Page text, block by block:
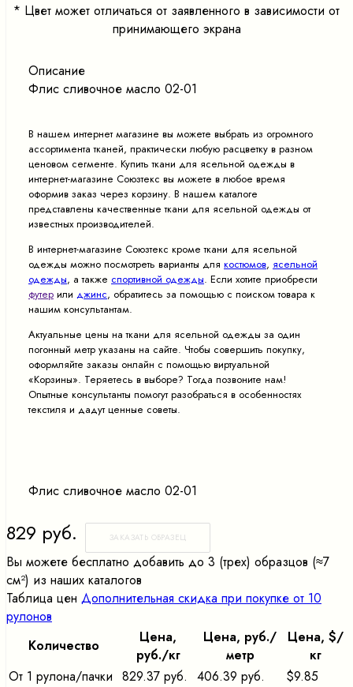
* Цвет может отличаться от заявленного в зависимости от
принимающего экрана
Описание
Флис сливочное масло 02-01
В нашем интернет магазине вы можете выбрать из огромного
ассортимента тканей, практически любую расцветку в разном
ценовом сегменте. Купить ткани для ясельной одежды в
интернет-магазине Союзтекс вы можете в любое время
оформив заказ через корзину. В нашем каталоге
представлены качественные ткани для ясельной одежды от
известных производителей.
В интернет-магазине Союзтекс кроме ткани для ясельной
одежды можно посмотреть варианты для костюмов, ясельной
одежды, а также спортивной одежды. Если хотите приобрести
футер или джинс, обратитесь за помощью с поиском товара к
нашим консультантам.
Актуальные цены на ткани для ясельной одежды за один
погонный метр указаны на сайте. Чтобы совершить покупку,
оформляйте заказы онлайн с помощью виртуальной
«Корзины». Теряетесь в выборе? Тогда позвоните нам!
Опытные консультанты помогут разобраться в особенностях
текстиля и дадут ценные советы.
Флис сливочное масло 02-01
829 руб. ЗАКАЗАТЬ ОБРАЗЕЦ
Вы можете бесплатно добавить до 3 (трех) образцов (≈7
cм²) из наших каталогов
Таблица цен Дополнительная скидка при покупке от 10
рулонов
Количество
Цена,
pуб./кг
Цена, pуб./
метр
Цена, $/
кг
От 1 рулона/пачки 829.37 руб. 406.39 руб.
$9.85